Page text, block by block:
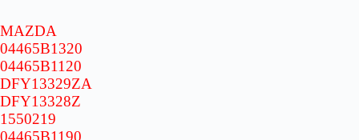
MAZDA
04465B1320
04465B1120
DFY13329ZA
DFY13328Z
1550219